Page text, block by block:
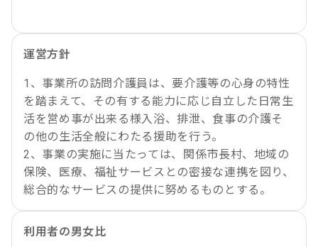
運営方針
1、事業所の訪問介護員は、要介護等の心身の特性
を踏まえて、その有する能力に応じ自立した日常生
活を営め事が出来る様入浴、排泄、食事の介護そ
の他の生活全般にわたる援助を行う。
2、事業の実施に当たっては、関係市長村、地域の
保険、医療、福祉サービスとの密接な連携を図り、
総合的なサービスの提供に努めるものとする。
利用者の男女比